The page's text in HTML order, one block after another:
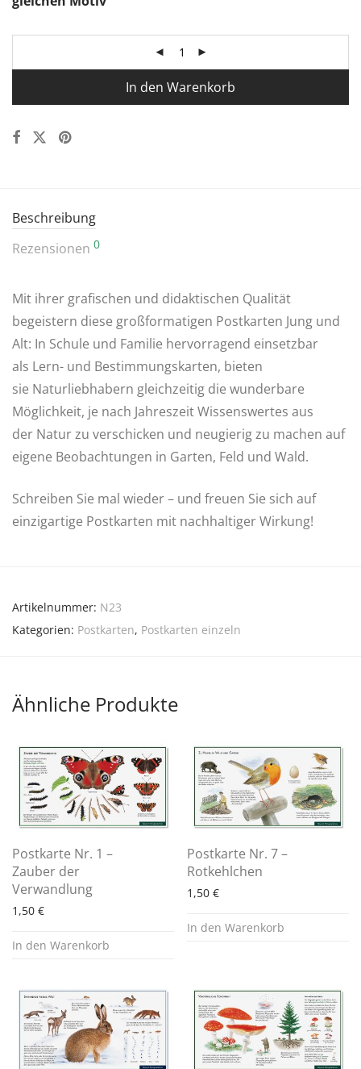
In den Warenkorb
Beschreibung
Rezensionen 0
Mit ihrer grafischen und didaktischen Qualität
begeistern diese großformatigen Postkarten Jung und
Alt: In Schule und Familie hervorragend einsetzbar
als Lern- und Bestimmungs­karten, bieten
sie Naturliebhabern gleichzeitig die wunderbare
Möglichkeit, je nach Jahreszeit Wissenswertes aus
der Natur zu verschicken und neugierig zu machen auf
eigene Beobachtungen in Garten, Feld und Wald.
Schreiben Sie mal wieder – und freuen Sie sich auf
einzigartige Postkarten mit nachhaltiger Wirkung!
Artikelnummer: N23
Kategorien: Postkarten, Postkarten einzeln
Ähnliche Produkte
Postkarte Nr. 1 –
Zauber der
Verwandlung
1,50 €
In den Warenkorb
Postkarte Nr. 7 –
Rotkehlchen
1,50 €
In den Warenkorb